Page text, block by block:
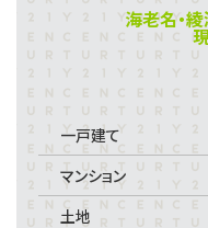
海老名・
一戸建て
マンション
土地